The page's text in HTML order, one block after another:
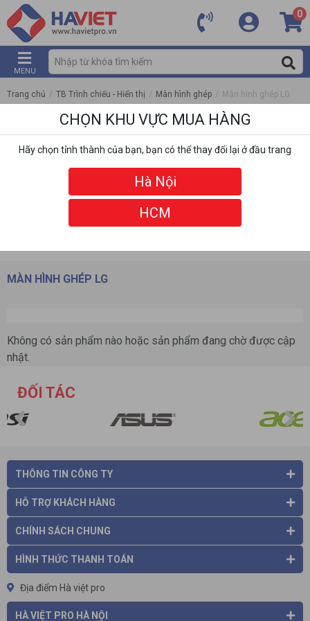
0
MENU
Trang chủ / TB Trình chiếu - Hiển thị / Màn hình ghép / Màn hình ghép LG
MÀN HÌNH GHÉP LG
Không có sản phẩm nào hoặc sản phẩm đang chờ được cập
nhật.
ĐỐI TÁC
THÔNG TIN CÔNG TY
HỖ TRỢ KHÁCH HÀNG
CHÍNH SÁCH CHUNG
HÌNH THỨC THANH TOÁN
Địa điểm Hà việt pro
HÀ VIỆT PRO HÀ NỘI
CHỌN KHU VỰC MUA HÀNG
Hãy chọn tỉnh thành của bạn, bạn có thể thay đổi lại ở đầu trang
Hà Nội
HCM